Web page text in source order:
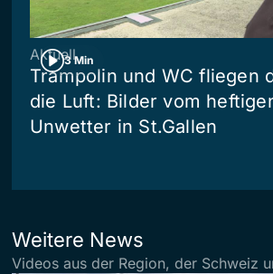
3 Min
Aktuell
Trampolin und WC fliegen
die Luft: Bilder vom
Unwetter in St.Gallen
Weitere News
Videos aus der Region, der Schweiz